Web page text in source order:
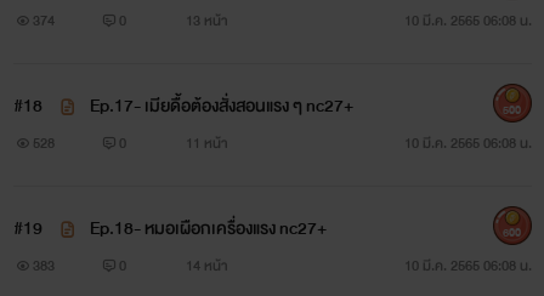
“คุณมันบ้า! ไปเลยนะ ไปให้พ้นหน้าฉัน ฉันเกลียดคุณ!”เหรียญ
ทองสะฮึกกับคำว่า ‘เกลียด’ ของแม่ยอดดวงใจของตน ทำไม
เพราะรักถึงได้ทำแบบนั้น เขารู้ว่ามันผิดแต่ก็ทำลงไปแล้ว แถมยัง
ทำหลายครั้งเสียด้วยสิ ไม่แปลกที่เธอจะเกลียดเขา
374 0 13 หน้า 10 มี.ค. 2565 06:08 น.
#18 Ep.17- เมียดื้อต้องสั่งสอนแรง ๆ nc27+
528 0 11 หน้า 10 มี.ค. 2565 06:08 น.
500
#19 Ep.18- หมอเผือกเครื่องแรง nc27+
383 0 14 หน้า 10 มี.ค. 2565 06:08 น.
600